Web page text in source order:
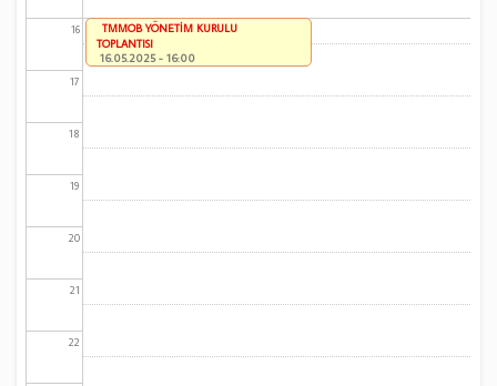
16
17
18
19
20
21
22
TMMOB YÖNETİM KURULU
TOPLANTISI
16.05.2025 - 16:00